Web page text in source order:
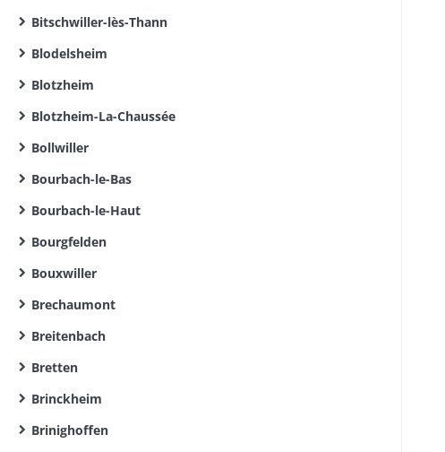
Bitschwiller-lès-Thann
Blodelsheim
Blotzheim
Blotzheim-La-Chaussée
Bollwiller
Bourbach-le-Bas
Bourbach-le-Haut
Bourgfelden
Bouxwiller
Brechaumont
Breitenbach
Bretten
Brinckheim
Brinighoffen